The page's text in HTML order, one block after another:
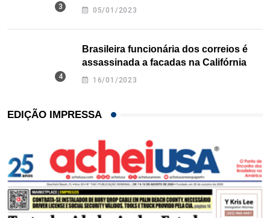
Texas
05/01/2023
Brasileira funcionária dos correios é
assassinada a facadas na Califórnia
16/01/2023
EDIÇÃO IMPRESSA